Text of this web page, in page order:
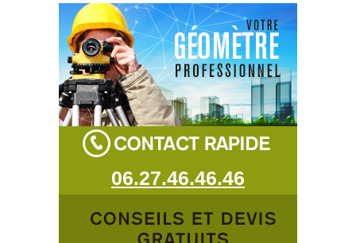
06.27.46.46.46